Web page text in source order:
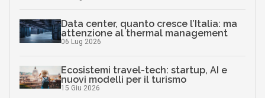
Data center, quanto cresce l’Italia: ma
attenzione al thermal management
06 Lug 2026
Ecosistemi travel-tech: startup, AI e
nuovi modelli per il turismo
15 Giu 2026